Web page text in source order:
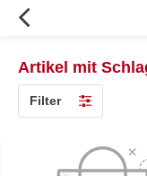
Artikel mit
Filter